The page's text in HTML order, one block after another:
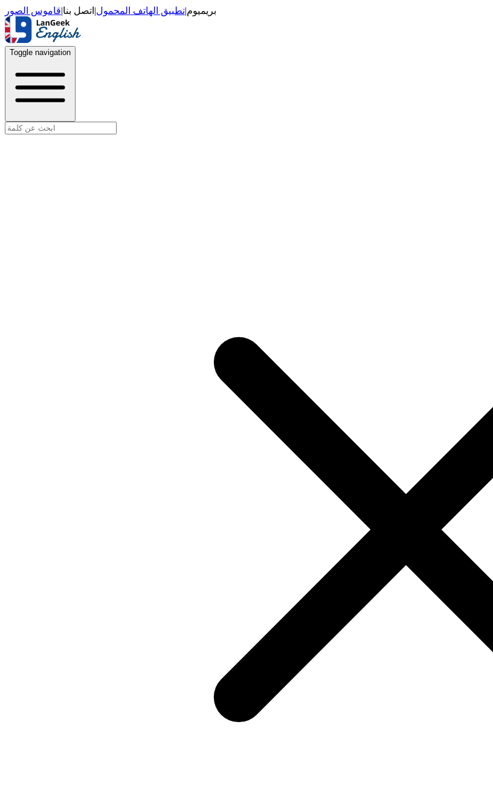
بريميوم|تطبيق الهاتف المحمول| اتصل بنا|قاموس الصور
Toggle navigation